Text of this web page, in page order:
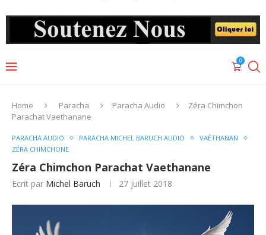
0
Home Paracha Paracha Audio
Zéra Chimchon
Parachat Vaethanane
PARACHA AUDIO PARACHA MICHEL BARUCH AUDIO
VAÈTHANAN
ZÉRA CHIMCHONE
Zéra Chimchon Parachat Vaethanane
Ecrit par Michel Baruch 27 juillet 2018